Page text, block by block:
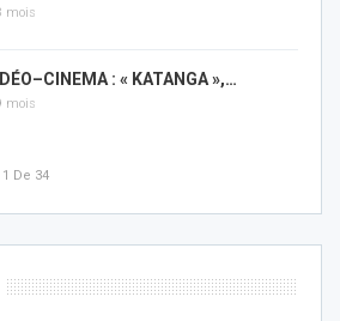
mois
: « KATANGA »,…
mois
1 De 34